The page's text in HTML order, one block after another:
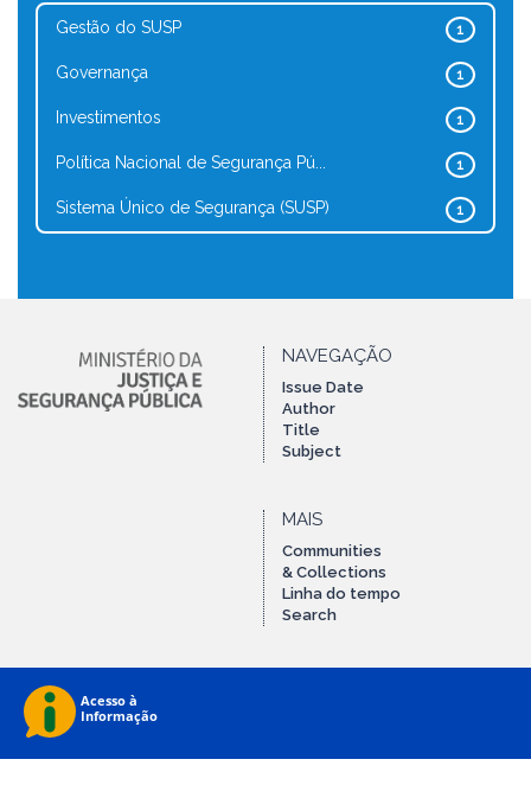
1
Gestão do SUSP
1
Governança
1
Investimentos
1
Política Nacional de Segurança Pú...
1
Sistema Único de Segurança (SUSP)
NAVEGAÇÃO
Issue Date
Author
Title
Subject
MAIS
Communities
& Collections
Linha do tempo
Search